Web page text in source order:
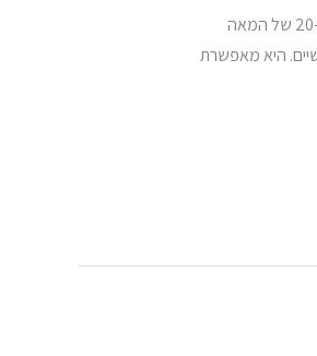
הפסיכודרמה היא שיטת טיפול ייחודית המשלבת אלמנטים של דרמה ומשחק בתהליך טיפולי עמוק ומשמעותי. השיטה פותחה על ידי יעקב לוי מורנו בשנות ה-20 של המאה
היא מאפשרת